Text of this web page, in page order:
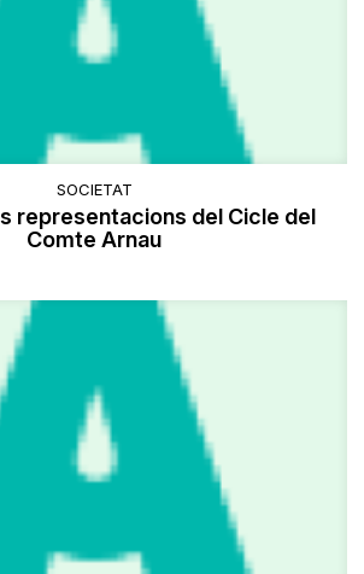
SOCIETAT
representacions del Cicle del
Comte Arnau